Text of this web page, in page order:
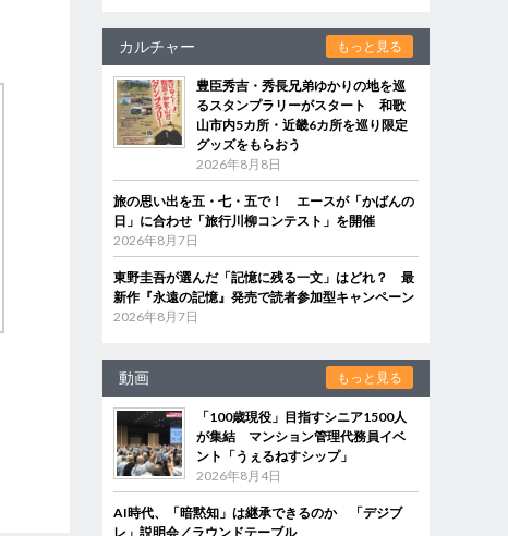
カルチャー もっと見る
豊臣秀吉・秀長兄弟ゆかりの地を巡
るスタンプラリーがスタート 和歌
山市内5カ所・近畿6カ所を巡り限定
グッズをもらおう
2026年8月8日
旅の思い出を五・七・五で！ エースが「かばんの
日」に合わせ「旅行川柳コンテスト」を開催
2026年8月7日
東野圭吾が選んだ「記憶に残る一文」はどれ？ 最
新作『永遠の記憶』発売で読者参加型キャンペーン
2026年8月7日
動画 もっと見る
「100歳現役」目指すシニア1500人
が集結 マンション管理代務員イベ
ント「うぇるねすシップ」
2026年8月4日
AI時代、「暗黙知」は継承できるのか 「デジブ
レ」説明会／ラウンドテーブル